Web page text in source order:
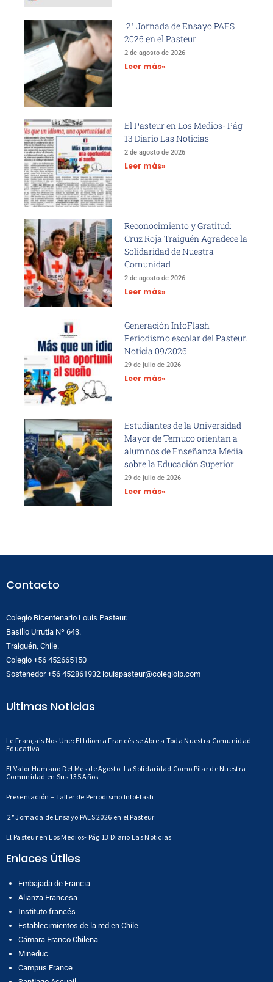
2° Jornada de Ensayo PAES
2026 en el Pasteur
2 de agosto de 2026
Leer más»
El Pasteur en Los Medios- Pág
13 Diario Las Noticias
2 de agosto de 2026
Leer más»
Reconocimiento y Gratitud:
Cruz Roja Traiguén Agradece la
Solidaridad de Nuestra
Comunidad
2 de agosto de 2026
Leer más»
Generación InfoFlash
Periodismo escolar del Pasteur.
Noticia 09/2026
29 de julio de 2026
Leer más»
Estudiantes de la Universidad
Mayor de Temuco orientan a
alumnos de Enseñanza Media
sobre la Educación Superior
29 de julio de 2026
Leer más»
Contacto
Colegio Bicentenario Louis Pasteur.
Basilio Urrutia Nº 643.
Traiguén, Chile.
Colegio +56 452665150
Sostenedor +56 452861932 louispasteur@colegiolp.com
Ultimas Noticias
Le Français Nos Une: El Idioma Francés se Abre a Toda Nuestra Comunidad
Educativa
El Valor Humano Del Mes de Agosto: La Solidaridad Como Pilar de Nuestra
Comunidad en Sus 135 Años
Presentación – Taller de Periodismo InfoFlash
2° Jornada de Ensayo PAES 2026 en el Pasteur
El Pasteur en Los Medios- Pág 13 Diario Las Noticias
Enlaces Útiles
Embajada de Francia
Alianza Francesa
Instituto francés
Establecimientos de la red en Chile
Cámara Franco Chilena
Mineduc
Campus France